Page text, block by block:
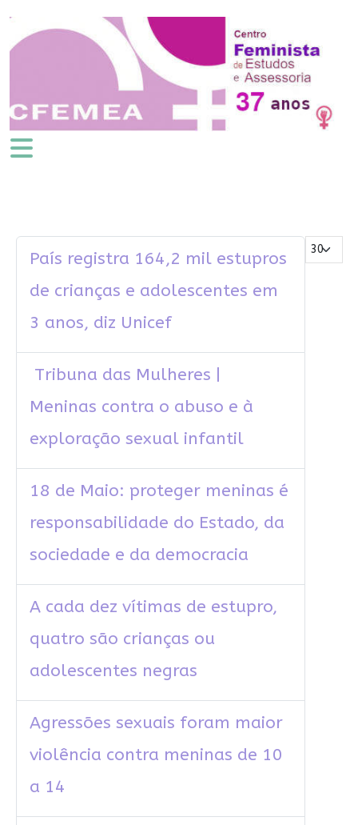
Mostrar #
País registra 164,2 mil estupros
de crianças e adolescentes em
3 anos, diz Unicef
Tribuna das Mulheres |
Meninas contra o abuso e à
exploração sexual infantil
18 de Maio: proteger meninas é
responsabilidade do Estado, da
sociedade e da democracia
A cada dez vítimas de estupro,
quatro são crianças ou
adolescentes negras
Agressões sexuais foram maior
violência contra meninas de 10
a 14